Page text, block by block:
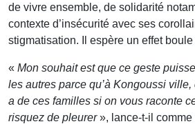
de vivre ensemble, de solidarité
contexte d’insécurité avec ses
stigmatisation. Il espère un effet
« Mon souhait est que ce geste
les autres parce qu’à Kongoussi ville,
a de ces familles si on vous raconte
risquez de pleurer», lance-t-il